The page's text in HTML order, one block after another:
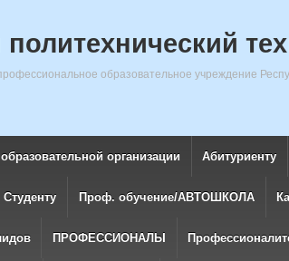
образовательное учреждение
организации Абитуриенту
Студенту Проф. обучение/АВТОШКОЛА
ПРОФЕССИОНАЛЫ